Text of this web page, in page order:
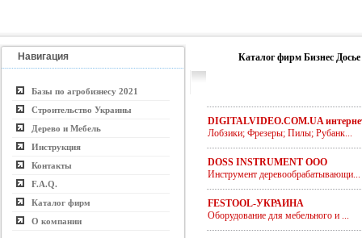
Навигация
Базы по агробизнесу 2021
Строительство Украины
Дерево и Мебель
Инструкция
Контакты
F.A.Q.
Каталог фирм
О компании
Каталог фирм Бизнес Досье
DIGITALVIDEO.COM.UA
Лобзики; Фрезеры; Пилы; Рубанк...
DOSS INSTRUMENT ООО
Инструмент деревообрабатывающи...
FESTOOL-УКРАИНА
Оборудование для мебельного и ...